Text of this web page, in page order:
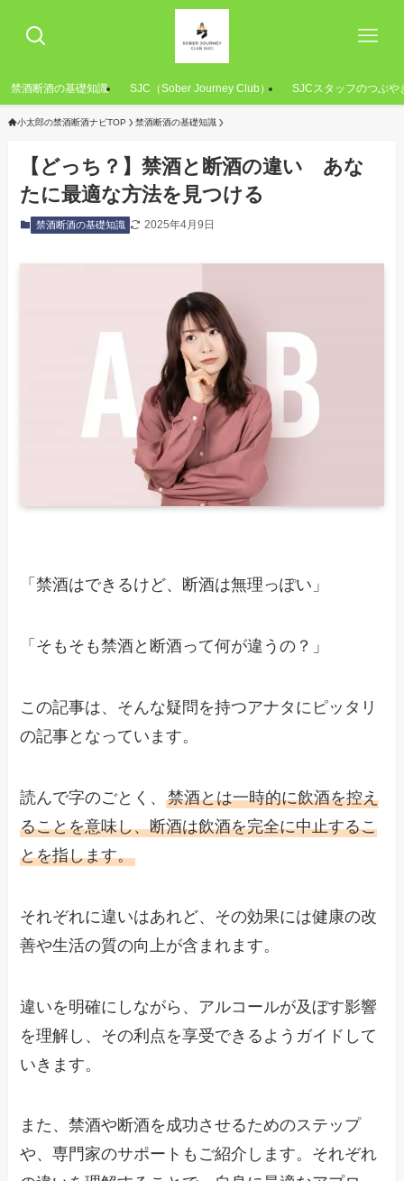
禁酒断酒の基礎知識 SJC（Sober Journey Club） SJCスタッフのつぶや
小太郎の禁酒断酒ナビTOP 禁酒断酒の基礎知識
【どっち？】禁酒と断酒の違い あな
たに最適な方法を見つける
禁酒断酒の基礎知識 2025年4月9日
「禁酒はできるけど、断酒は無理っぽい」
「そもそも禁酒と断酒って何が違うの？」
この記事は、そんな疑問を持つアナタにピッタリ
の記事となっています。
読んで字のごとく、禁酒とは一時的に飲酒を控え
ることを意味し、断酒は飲酒を完全に中止するこ
とを指します。
それぞれに違いはあれど、その効果には健康の改
善や生活の質の向上が含まれます。
違いを明確にしながら、アルコールが及ぼす影響
を理解し、その利点を享受できるようガイドして
いきます。
また、禁酒や断酒を成功させるためのステップ
や、専門家のサポートもご紹介します。それぞれ